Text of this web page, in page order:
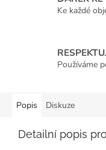
Ke každé
Používáme
Popis Diskuze
Detailní popis